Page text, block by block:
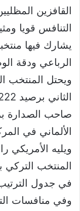
القافزين
التنافس قويا
يشارك فيها
الرباعي ودقة
ويحتل المنتخب
المنتخب التركي
في جدول
وفي منافسات